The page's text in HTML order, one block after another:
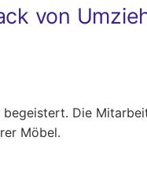
von
Die
Möbel.